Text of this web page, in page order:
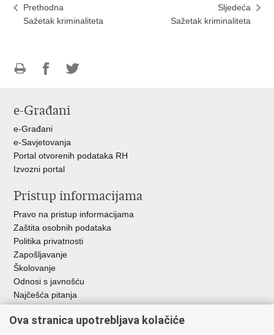
Prethodna
Sažetak kriminaliteta
Sljedeća
Sažetak kriminaliteta
FacebookuTwitteru
e-Građani
e-Građani
e-Savjetovanja
Portal otvorenih podataka RH
Izvozni portal
Pristup informacijama
Pravo na pristup informacijama
Zaštita osobnih podataka
Politika privatnosti
Zapošljavanje
Školovanje
Odnosi s javnošću
Najčešća pitanja
Važne poveznice
Ova stranica upotrebljava kolačiće